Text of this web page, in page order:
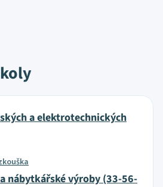
a elektrotechnických
nábytkářské výroby (33-56-